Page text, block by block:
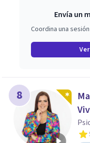
Envía un
Coordina una
8